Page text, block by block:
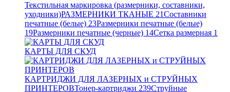
Текстильная маркировка (размерники, составники,
уходники)РАЗМЕРНИКИ ТКАНЫЕ 21Составники
печатные (белые) 23Размерники печатные (белые)
19Размерники печатные (черные) 14Сетка размерная 1
КАРТЫ ДЛЯ СКУД
КАРТРИДЖИ ДЛЯ ЛАЗЕРНЫХ и СТРУЙНЫХ
ПРИНТЕРОВТонер-картриджи 239Струйные